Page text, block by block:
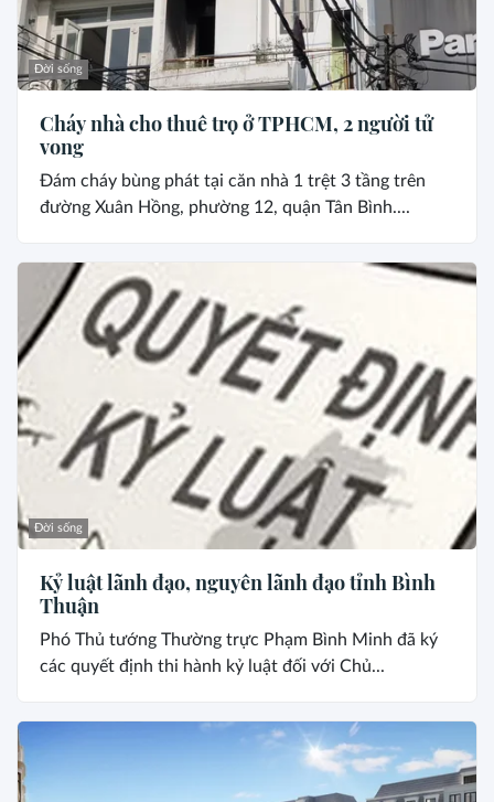
Đời sống
Cháy nhà cho thuê trọ ở TPHCM, 2 người tử
vong
Đám cháy bùng phát tại căn nhà 1 trệt 3 tầng trên
đường Xuân Hồng, phường 12, quận Tân Bình....
Đời sống
Kỷ luật lãnh đạo, nguyên lãnh đạo tỉnh Bình
Thuận
Phó Thủ tướng Thường trực Phạm Bình Minh đã ký
các quyết định thi hành kỷ luật đối với Chủ...